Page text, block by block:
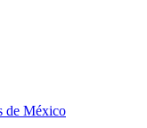
de México